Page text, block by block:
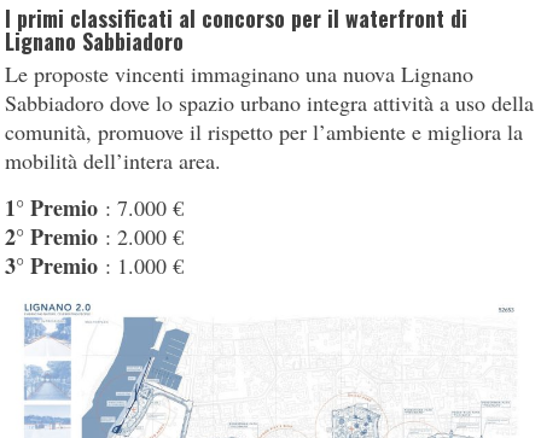
I primi classificati al concorso per il waterfront di
Lignano Sabbiadoro
Le proposte vincenti immaginano una nuova Lignano
Sabbiadoro dove lo spazio urbano integra attività a uso della
comunità, promuove il rispetto per l’ambiente e migliora la
mobilità dell’intera area.
1° Premio : 7.000 €
2° Premio : 2.000 €
3° Premio : 1.000 €